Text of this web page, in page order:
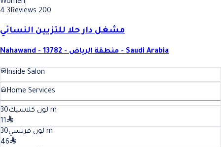
Women
4.3Reviews 200
مشغل دار حلا للتزيين النسائي
Nahawand - 13782 - منطقة الرياض - Saudi Arabia
Inside Salon
Home Services
لون كلاسيك30
m
11
لون فرنسي30
m
46